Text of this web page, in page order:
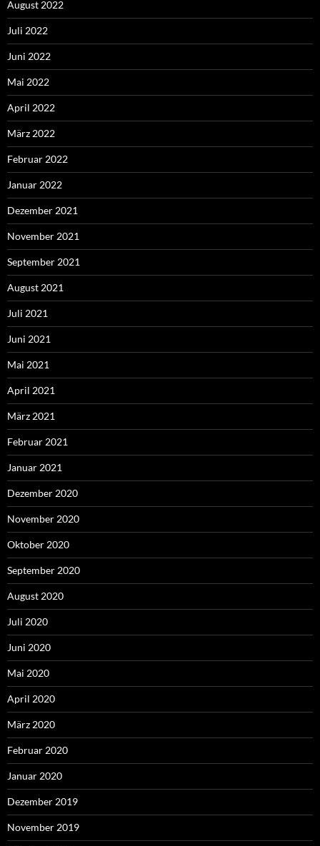
August 2022
Juli 2022
Juni 2022
Mai 2022
April 2022
März 2022
Februar 2022
Januar 2022
Dezember 2021
November 2021
September 2021
August 2021
Juli 2021
Juni 2021
Mai 2021
April 2021
März 2021
Februar 2021
Januar 2021
Dezember 2020
November 2020
Oktober 2020
September 2020
August 2020
Juli 2020
Juni 2020
Mai 2020
April 2020
März 2020
Februar 2020
Januar 2020
Dezember 2019
November 2019